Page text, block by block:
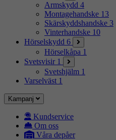
Armskydd 4
Montagehandske 13
Skärskyddshandske 3
Vinterhandske 10
Hörselskydd 6
Hörselkåpa 1
Svetsvisir 1
Svetshjälm 1
Varselväst 1
Kampanj
Kundservice
Om oss
Våra depåer